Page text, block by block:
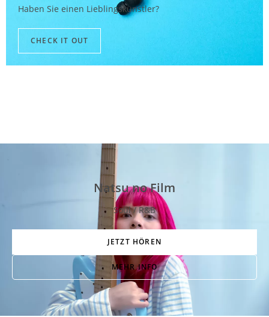
Haben Sie einen Lieblingskünstler?
CHECK IT OUT
Natsu no Film
Soul / R&B
JETZT HÖREN
MEHR INFO